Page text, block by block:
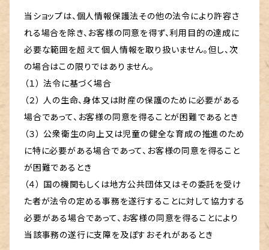
当ショップは、個人情報保護法その他の法令により許容さ
れる場合を除き、お客様の同意を得ず、利用目的の達成に
必要な範囲を超えて個人情報を取り扱いません。但し、次
の場合はこの限りではありません。
（１） 法令に基づく場合
（２） 人の生命、身体又は財産の保護のために必要がある
場合であって、お客様の同意を得ることが困難であるとき
（３） 公衆衛生の向上又は児童の健全な育成の推進のため
に特に必要がある場合であって、お客様の同意を得ること
が困難であるとき
（４） 国の機関もしくは地方公共団体又はその委託を受け
た者が法令の定める事務を遂行することに対して協力する
必要がある場合であって、お客様の同意を得ることにより
当該事務の遂行に支障を及ぼすおそれがあるとき